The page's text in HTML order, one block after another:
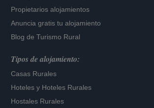
Propietarios alojamientos
Anuncia gratis tu alojamiento
Blog de Turismo Rural
Tipos de alojamiento:
Casas Rurales
Hoteles y Hoteles Rurales
Hostales Rurales